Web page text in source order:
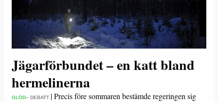
Jägarförbundet – en katt bland
hermelinerna
GLÖD– DEBATT |Precis före sommaren bestämde regeringen sig